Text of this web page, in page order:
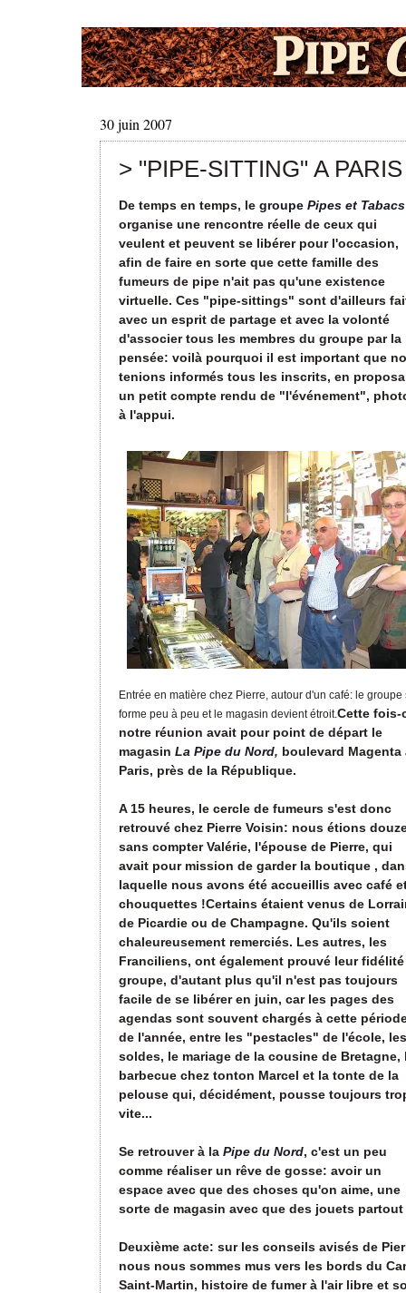
30 juin 2007
> "PIPE-SITTING" A PARIS
De temps en temps, le groupe Pipes et Tabacs
organise une rencontre réelle de ceux qui
veulent et peuvent se libérer pour l'occasion,
afin de faire en sorte que cette famille des
fumeurs de pipe n'ait pas qu'une existence
virtuelle. Ces "pipe-sittings" sont d'ailleurs
avec un esprit de partage et avec la volonté
d'associer tous les membres du groupe par la
pensée: voilà pourquoi il est important que
tenions informés tous les inscrits, en
un petit compte rendu de "l'événement",
à l'appui.
Entrée en matière chez Pierre, autour d'un café: le groupe
forme peu à peu et le magasin devient étroit.Cette fois-
notre réunion avait pour point de départ le
magasin La Pipe du Nord, boulevard Magenta
Paris, près de la République.
A 15 heures, le cercle de fumeurs s'est donc
retrouvé chez Pierre Voisin: nous étions
sans compter Valérie, l'épouse de Pierre, qui
avait pour mission de garder la boutique ,
laquelle nous avons été accueillis avec café
chouquettes !Certains étaient venus de
de Picardie ou de Champagne. Qu'ils soient
chaleureusement remerciés. Les autres, les
Franciliens, ont également prouvé leur
groupe, d'autant plus qu'il n'est pas toujours
facile de se libérer en juin, car les pages des
agendas sont souvent chargés à cette
de l'année, entre les "pestacles" de l'école, les
soldes, le mariage de la cousine de Bretagne,
barbecue chez tonton Marcel et la tonte de la
pelouse qui, décidément, pousse toujours
vite...
Se retrouver à la Pipe du Nord, c'est un peu
comme réaliser un rêve de gosse: avoir un
espace avec que des choses qu'on aime, une
sorte de magasin avec que des jouets partout
Deuxième acte: sur les conseils avisés de
nous nous sommes mus vers les bords du
Saint-Martin, histoire de fumer à l'air libre et